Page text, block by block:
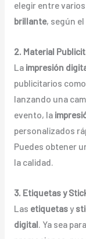
elegir entre
brillante, según
2. Material
La impresión
publicitarios como
lanzando una
evento, la
personalizados
Puedes obtener
la calidad.
3. Etiquetas y
Las etiquetasy
digital . Ya sea